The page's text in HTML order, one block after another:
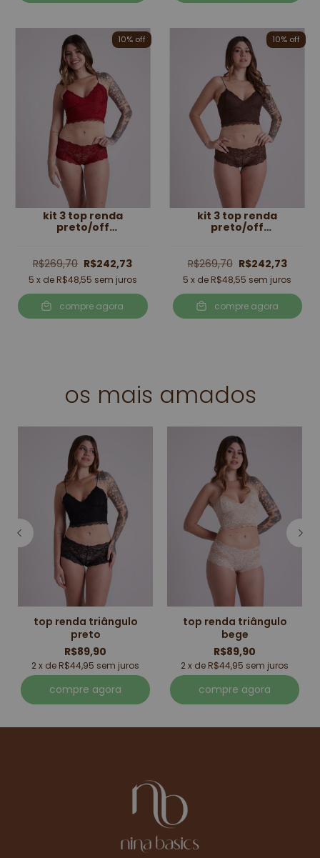
10% off
kit 3 top renda
preto/off
R$269,70 R$242,73
5 x de R$48,55 sem juros
compre agora
10% off
kit 3 top renda
preto/off
R$269,70 R$242,73
5 x de R$48,55 sem juros
compre agora
os mais amados
top renda triângulo
preto
R$89,90
2 x de R$44,95 sem juros
compre agora
top renda triângulo
bege
R$89,90
2 x de R$44,95 sem juros
compre agora